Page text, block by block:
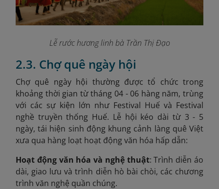
Lễ rước hương linh bà Trần Thị Đạo
2.3. Chợ quê ngày hội
Chợ quê ngày hội thường được tổ chức trong
khoảng thời gian từ tháng 04 - 06 hàng năm, trùng
với các sự kiện lớn như Festival Huế và Festival
nghề truyền thống Huế. Lễ hội kéo dài từ 3 - 5
ngày, tái hiện sinh động khung cảnh làng quê Việt
xưa qua hàng loạt hoạt động văn hóa hấp dẫn:
Hoạt động văn hóa và nghệ thuật: Trình diễn áo
dài, giao lưu và trình diễn hò bài chòi, các chương
trình văn nghệ quần chúng.